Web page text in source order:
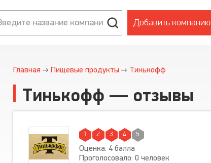
Добавить компанию
Главная Пищевые продукты Тинькофф
Тинькофф — отзывы
1 2 3 4 5
Оценка: 4 балла
Проголосовало: 0 человек